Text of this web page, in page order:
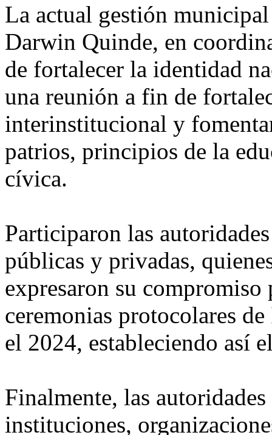
La actual gestión
Darwin Quinde, en
de fortalecer la identidad
una reunión a fin de
interinstitucional y
patrios, principios de la
cívica.
Participaron las
públicas y privadas,
expresaron su
ceremonias protocolares
el 2024, estableciendo así
Finalmente, las
instituciones,